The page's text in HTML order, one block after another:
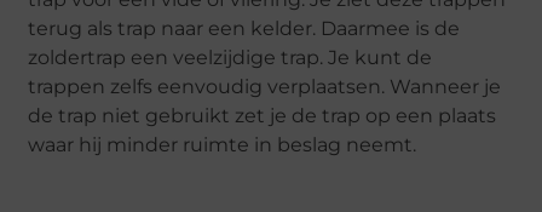
terug als trap naar een kelder. Daarmee is de
zoldertrap een veelzijdige trap. Je kunt de
trappen zelfs eenvoudig verplaatsen. Wanneer je
de trap niet gebruikt zet je de trap op een plaats
waar hij minder ruimte in beslag neemt.